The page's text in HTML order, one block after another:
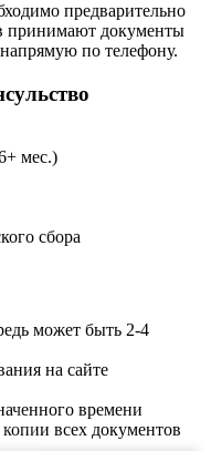
предварительно
принимают документы
по телефону.
мес.)
сбора
может быть 2-4
на сайте
времени
всех документов